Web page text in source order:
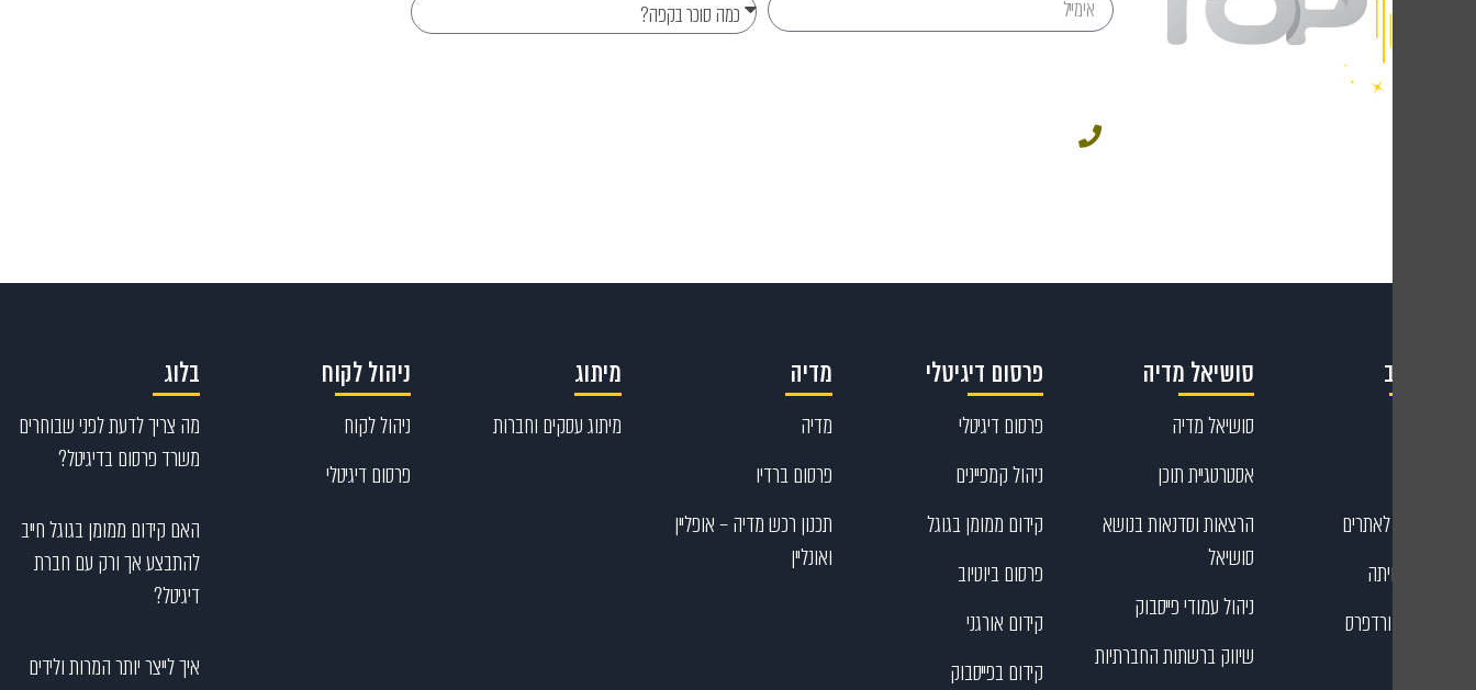
קריאייטיב
כתיבת תוכן לאתרים
בניית דפי נחיתה
בניית אתרי וורדפרס
סושיאל מדיה
סושיאל מדיה
אסטרטגיית תוכן
הרצאות וסדנאות בנושא
סושיאל
ניהול עמודי פייסבוק
שיווק ברשתות החברתיות
פרסום דיגיטלי
פרסום דיגיטלי
ניהול קמפיינים
קידום ממומן בגוגל
פרסום ביוטיוב
קידום אורגני
קידום בפייסבוק
מדיה
מדיה
פרסום ברדיו
תכנון רכש מדיה – אופליין
ואונליין
מיתוג
מיתוג עסקים וחברות
ניהול לקוח
ניהול לקוח
פרסום דיגיטלי
בלוג
מה צריך לדעת לפני שבוחרים
משרד פרסום בדיגיטל?
האם קידום ממומן בגוגל חייב
להתבצע אך ורק עם חברת
דיגיטל?
איך לייצר יותר המרות ולידים